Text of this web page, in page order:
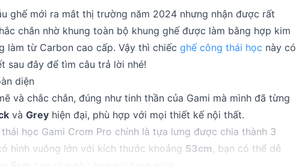
ghế mới ra mắt thị trường năm 2024 nhưng nhận được rất
chắn nhờ khung toàn bộ khung ghế được làm bằng hợp kim
làm từ Carbon cao cấp. Vậy thì chiếc ghế công thái học này có
sau đây để tìm câu trả lời nhé!
diện
và chắc chắn, đúng như tinh thần của Gami mà mình đã từng
và Grey hiện đại, phù hợp với mọi thiết kế nội thất.
học Gami Crom Pro chính là tựa lưng được chia thành 3
hình vuông lớn với kích thước khoảng 53cm, bạn có thể dễ